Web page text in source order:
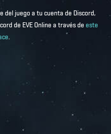
del juego a tu cuenta de Discord,
de EVE Online a través de este
.